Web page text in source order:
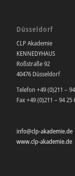
Düsseldorf
CLP Akademie
KENNEDYHAUS
Roßstraße 92
40476 Düsseldorf
Telefon +49 (0)211 –
Fax +49 (0)211 – 94 25
info@clp-akademie.de
www.clp-akademie.de